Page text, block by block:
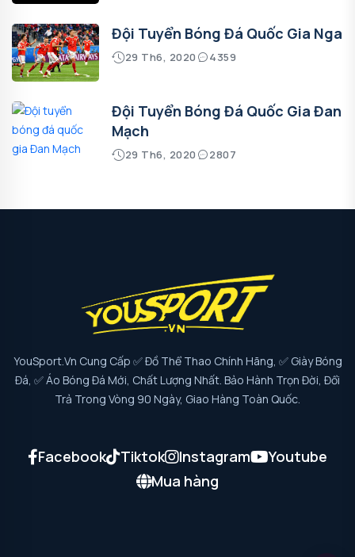
Đội Tuyển Bóng Đá Quốc Gia Nga
29 Th6, 2020 4359
Đội Tuyển Bóng Đá Quốc Gia Đan
Mạch
29 Th6, 2020 2807
YouSport.vn Cung Cấp ✅ Đồ Thể Thao Chính Hãng, ✅ Giày Bóng
Đá, ✅ Áo Bóng Đá Mới, Chất Lượng Nhất. Bảo Hành Trọn Đời, Đổi
Trả Trong Vòng 90 Ngày, Giao Hàng Toàn Quốc.
Facebook Tiktok Instagram
Youtube
Mua hàng